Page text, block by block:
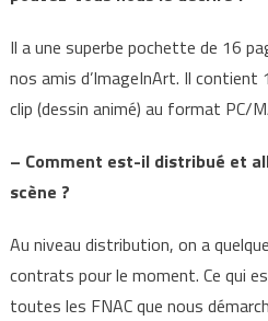
Il a une superbe pochette de 16
nos amis d’ImageInArt. Il
clip (dessin animé) au format PC/
– Comment est-il distribué et
scène ?
Au niveau distribution, on a
contrats pour le moment. Ce qui
toutes les FNAC que nous